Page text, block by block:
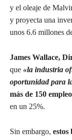
y el oleaje de
y proyecta una
unos 6.6 millones
James Wallace,
que «la industria
oportunidad para
más de 150
en un 25%.
Sin embargo, estos